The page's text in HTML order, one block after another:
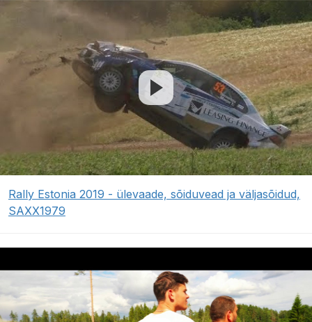
Rally Estonia 2019 - ülevaade, sõiduvead ja väljasõidud,
SAXX1979